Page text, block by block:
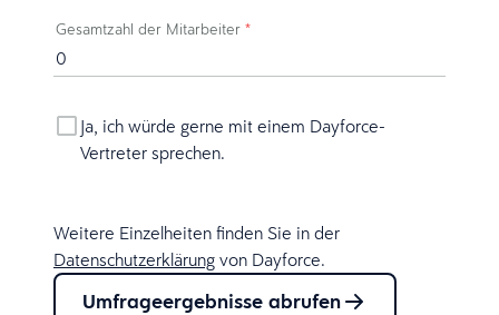
Gesamtzahl der Mitarbeiter *
Ja, ich würde gerne mit einem Dayforce-
Vertreter sprechen.
Weitere Einzelheiten finden Sie in der
Datenschutzerklärung von Dayforce.
Umfrageergebnisse abrufen